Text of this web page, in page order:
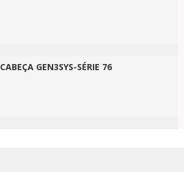
CABEÇA GEN3SYS-SÉRIE 76